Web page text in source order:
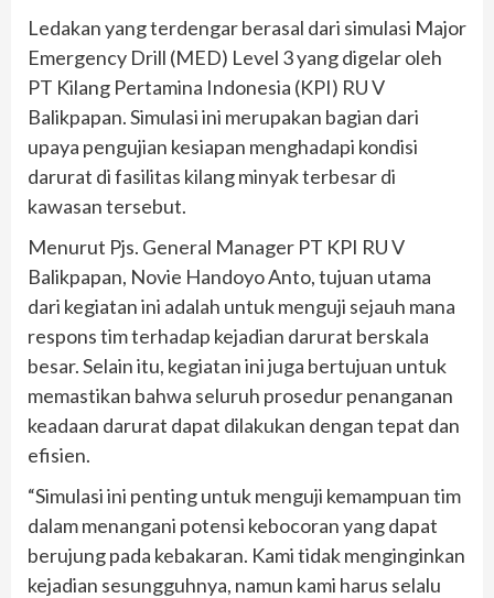
Ledakan yang terdengar berasal dari simulasi Major
Emergency Drill (MED) Level 3 yang digelar oleh
PT Kilang Pertamina Indonesia (KPI) RU V
Balikpapan. Simulasi ini merupakan bagian dari
upaya pengujian kesiapan menghadapi kondisi
darurat di fasilitas kilang minyak terbesar di
kawasan tersebut.
Menurut Pjs. General Manager PT KPI RU V
Balikpapan, Novie Handoyo Anto, tujuan utama
dari kegiatan ini adalah untuk menguji sejauh mana
respons tim terhadap kejadian darurat berskala
besar. Selain itu, kegiatan ini juga bertujuan untuk
memastikan bahwa seluruh prosedur penanganan
keadaan darurat dapat dilakukan dengan tepat dan
efisien.
“Simulasi ini penting untuk menguji kemampuan tim
dalam menangani potensi kebocoran yang dapat
berujung pada kebakaran. Kami tidak menginginkan
kejadian sesungguhnya, namun kami harus selalu